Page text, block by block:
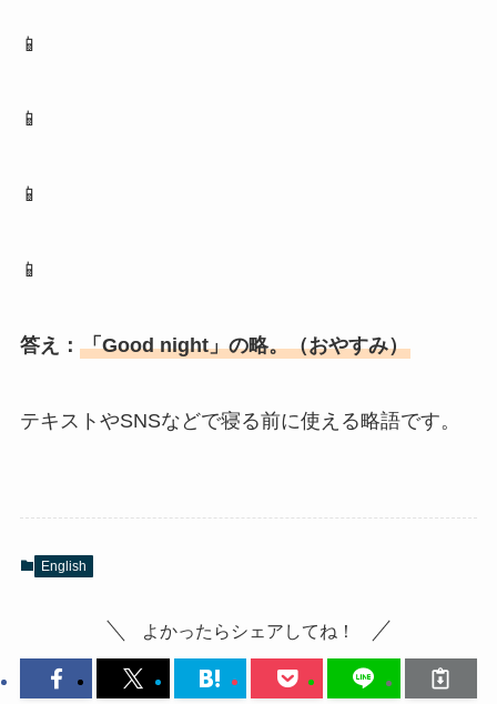
📱
📱
📱
📱
答え： 「Good night」の略。（おやすみ）
テキストやSNSなどで寝る前に使える略語です。
English
よかったらシェアしてね！